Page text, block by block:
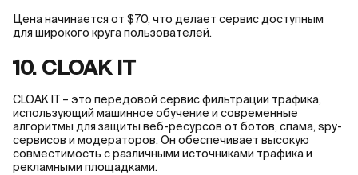
Цена начинается от $70, что делает сервис доступным
для широкого круга пользователей.
10. CLOAK IT
CLOAK IT – это передовой сервис фильтрации трафика,
использующий машинное обучение и современные
алгоритмы для защиты веб-ресурсов от ботов, спама, spy-
сервисов и модераторов. Он обеспечивает высокую
совместимость с различными источниками трафика и
рекламными площадками.